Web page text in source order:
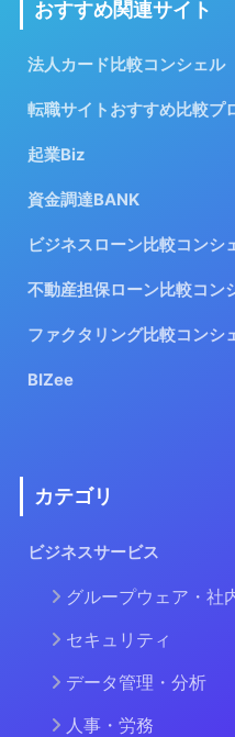
おすすめ関連サイト
法人カード比較コンシェル
転職サイトおすすめ比較プ
起業Biz
資金調達BANK
ビジネスローン比較コンシ
不動産担保ローン比較コン
ファクタリング比較コンシ
BIZee
カテゴリ
ビジネスサービス
グループウェア・社
セキュリティ
データ管理・分析
人事・労務